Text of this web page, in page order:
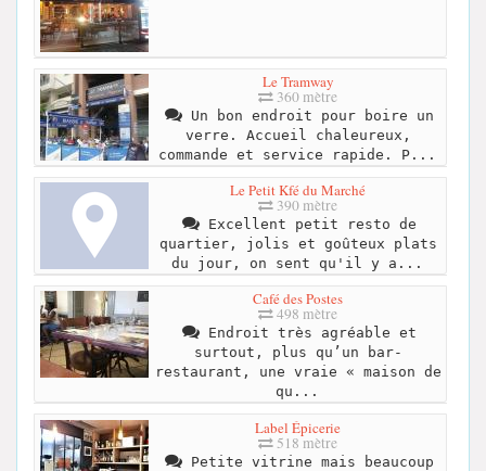
Le Tramway
360 mètre
Un bon endroit pour boire un
verre. Accueil chaleureux,
commande et service rapide. P...
Le Petit Kfé du Marché
390 mètre
Excellent petit resto de
quartier, jolis et goûteux plats
du jour, on sent qu'il y a...
Café des Postes
498 mètre
Endroit très agréable et
surtout, plus qu’un bar-
restaurant, une vraie « maison de
qu...
Label Épicerie
518 mètre
Petite vitrine mais beaucoup